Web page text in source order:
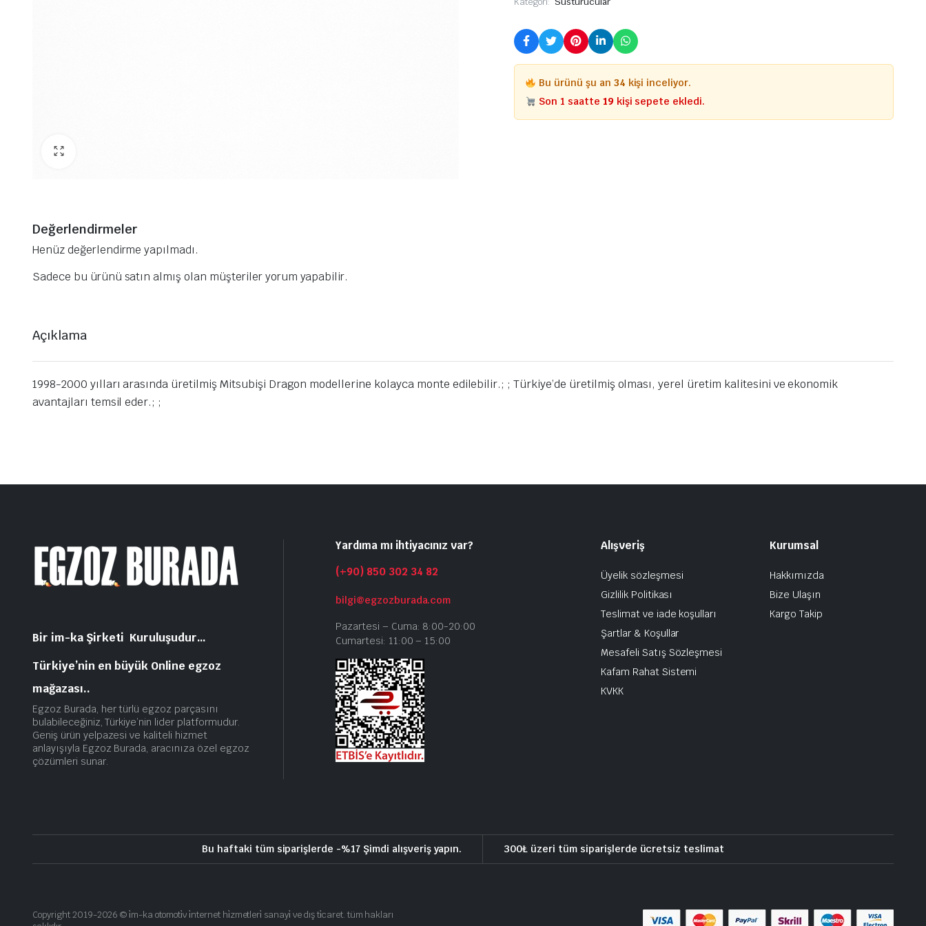
Bu ürünü şu an 35 kişi inceliyor.
Son 1 saatte 20 kişi sepete ekledi.
Değerlendirmeler
Henüz değerlendirme yapılmadı.
Sadece bu ürünü satın almış olan müşteriler yorum yapabilir.
Açıklama
1998-2000 yılları arasında üretilmiş Mitsubişi Dragon modellerine kolayca monte edilebilir.; ; Türkiye’de üretilmiş olması, yerel üretim kalitesini ve ekonomik
avantajları temsil eder.; ;
Bir im-ka Şirketi Kuruluşudur…
Türkiye’nin en büyük Online egzoz
mağazası..
Egzoz Burada, her türlü egzoz parçasını
bulabileceğiniz, Türkiye’nin lider platformudur.
Geniş ürün yelpazesi ve kaliteli hizmet
anlayışıyla Egzoz Burada, aracınıza özel egzoz
çözümleri sunar.
Yardıma mı ihtiyacınız var?
(+90) 850 302 34 82
bilgi@egzozburada.com
Pazartesi – Cuma: 8:00-20:00
Cumartesi: 11:00 – 15:00
Alışveriş
Üyelik sözleşmesi
Gizlilik Politikası
Teslimat ve iade koşulları
Şartlar & Koşullar
Mesafeli Satış Sözleşmesi
Kafam Rahat Sistemi
KVKK
Kurumsal
Hakkımızda
Bize Ulaşın
Kargo Takip
Bu haftaki tüm siparişlerde -%17 Şimdi alışveriş yapın. 300₺ üzeri tüm siparişlerde ücretsiz teslimat
Copyright 2019-2026 © i̇m-ka otomoti̇v i̇nternet hi̇zmetleri̇ sanayi̇ ve dış ti̇caret. tüm hakları